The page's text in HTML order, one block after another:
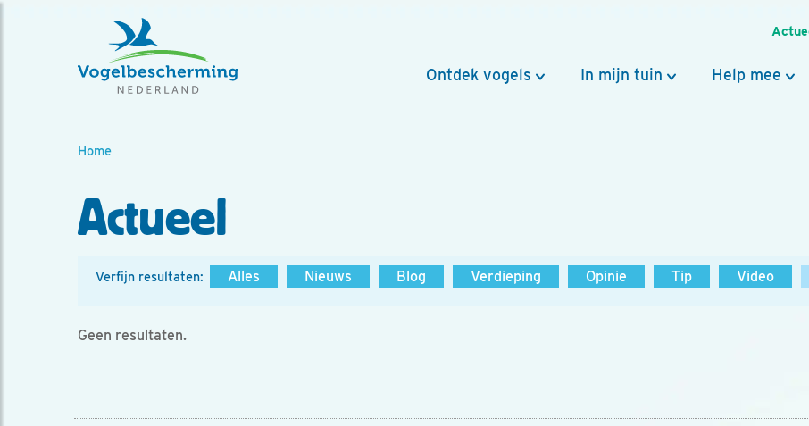
Ontdek vogels In mijn tuin Help mee
Home
Actueel
Verfijn resultaten: Alles Nieuws Blog Verdieping Opinie Tip Video
Geen resultaten.